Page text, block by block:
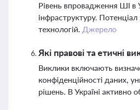
Рівень впровадження ШІ в
інфраструктуру.
технологій. Джерело
Які правові та етичні
Виклики включають
конфіденційності даних,
рішень. В Україні активно